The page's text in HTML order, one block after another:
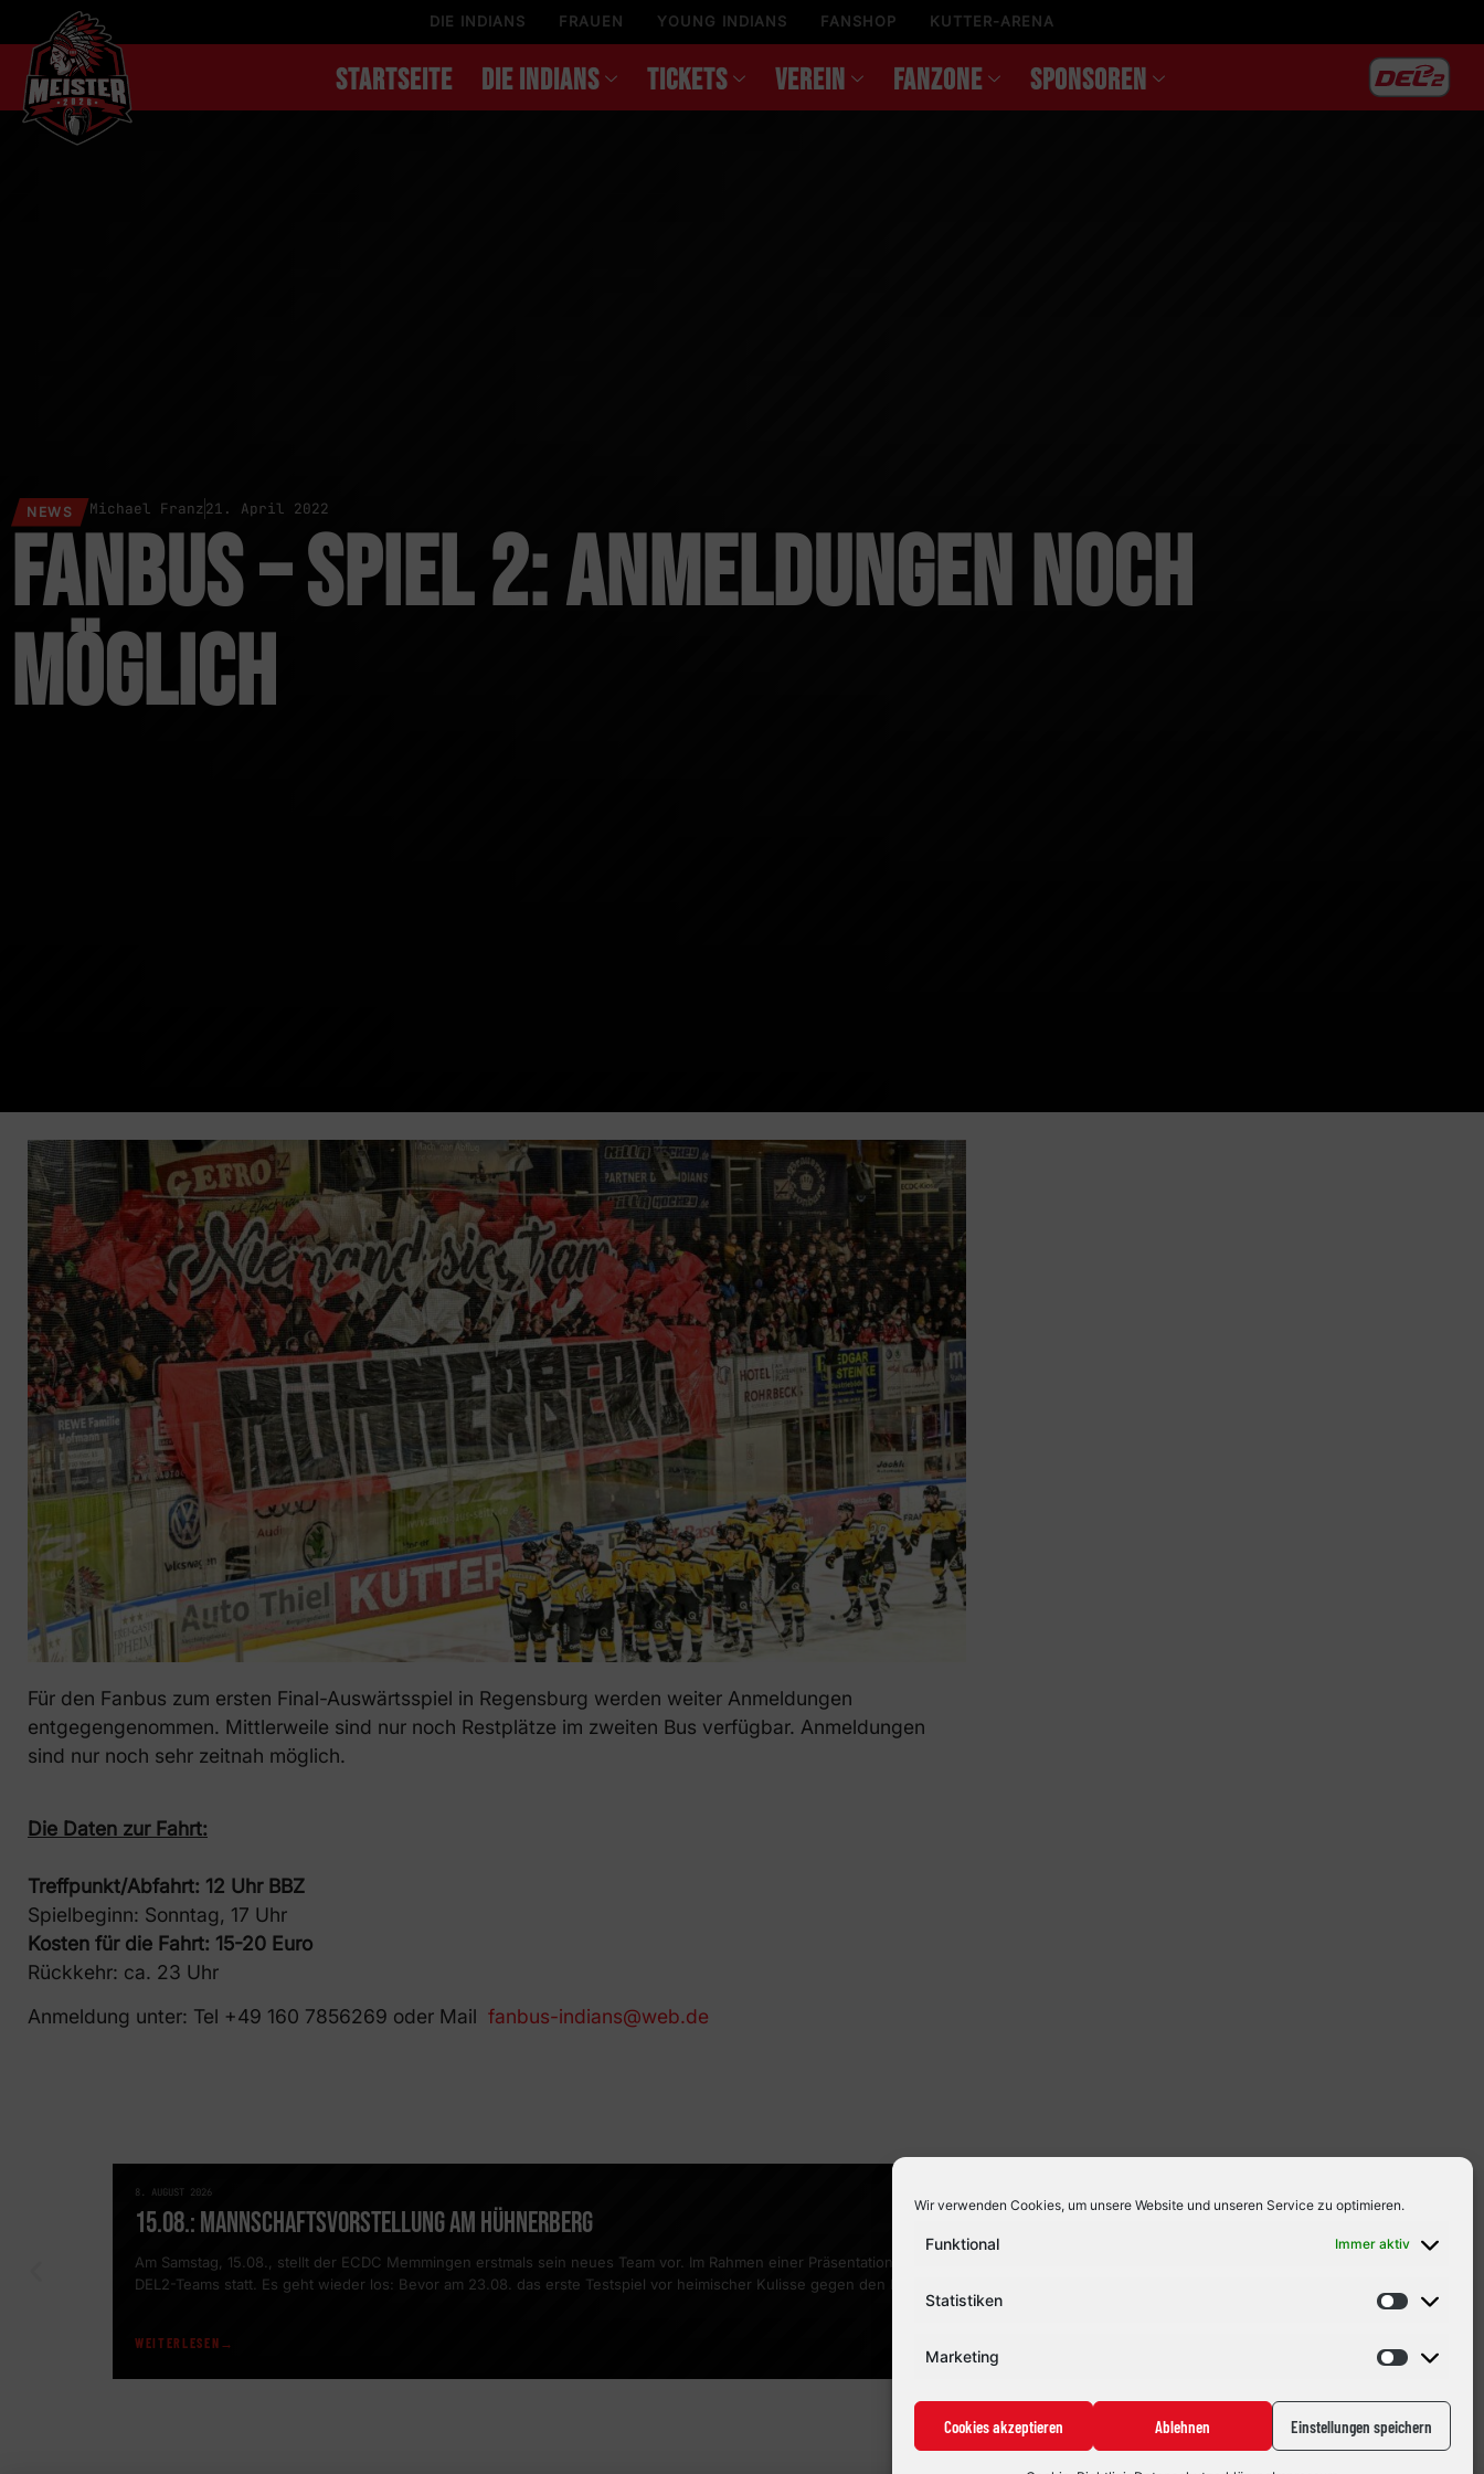
Wir verwenden Cookies, um unsere Website und unseren Service zu optimieren.
Funktional Immer aktiv
Statistiken
Marketing
Cookies akzeptieren Ablehnen Einstellungen speichern
DIE INDIANS FRAUEN YOUNG INDIANS FANSHOP KUTTER-ARENA
STARTSEITE DIE INDIANS TICKETS VEREIN FANZONE SPONSOREN
NEWS Michael Franz21. April 2022
Fanbus – Spiel 2: Anmeldungen noch
möglich
Für den Fanbus zum ersten Final-Auswärtsspiel in Regensburg werden weiter Anmeldungen
entgegengenommen. Mittlerweile sind nur noch Restplätze im zweiten Bus verfügbar. Anmeldungen
sind nur noch sehr zeitnah möglich.
Die Daten zur Fahrt:
Treffpunkt/Abfahrt: 12 Uhr BBZ
Spielbeginn: Sonntag, 17 Uhr
Kosten für die Fahrt: 15-20 Euro
Rückkehr: ca. 23 Uhr
Anmeldung unter: Tel +49 160 7856269 oder Mail fanbus-indians@web.de
NEWS
8. AUGUST 2026
15.08.: MANNSCHAFTSVORSTELLUNG AM HÜHNERBERG
Am Samstag, 15.08., stellt der ECDC Memmingen erstmals sein neues Team vor. Im Rahmen einer Präsentation aller Mannschaften findet auch ein öffentliches Training des
DEL2-Teams statt. Es geht wieder los: Bevor am 23.08. das erste Testspiel vor heimischer Kulisse gegen den ESV Kaufbeuren stattfindet (Tickets sind bereits erhältlich), stellt
WEITERLESEN